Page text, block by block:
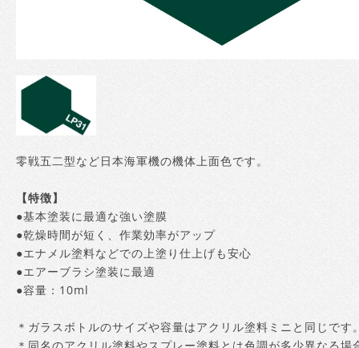
零戦五二型など日本海軍機の機体上面色です。
【特徴】
●基本塗装に最適な強い塗膜
●乾燥時間が短く、作業効率がアップ
●エナメル塗料などでの上塗り仕上げも安心
●エアーブラシ塗装に最適
●容量：10ml
＊ガラスボトルのサイズや容量はアクリル塗料ミニと同じです